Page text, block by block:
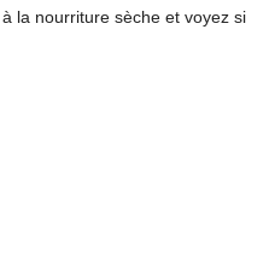
la nourriture sèche et voyez si